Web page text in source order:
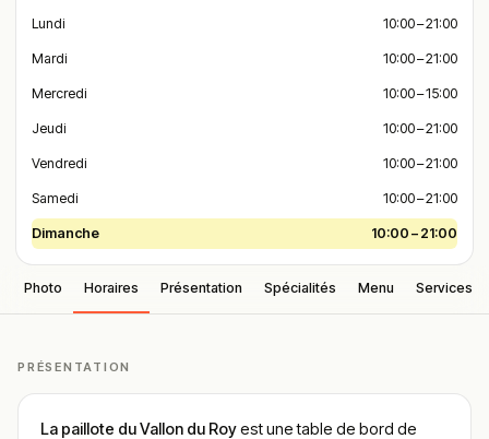
Lundi 10:00 – 21:00
Mardi 10:00 – 21:00
Mercredi 10:00 – 15:00
Jeudi 10:00 – 21:00
Vendredi 10:00 – 21:00
Samedi 10:00 – 21:00
Dimanche 10:00 – 21:00
Photo Horaires Présentation Spécialités Menu Services
PRÉSENTATION
La paillote du Vallon du Royest une table de bord de